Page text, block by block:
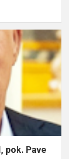
pok. Pave